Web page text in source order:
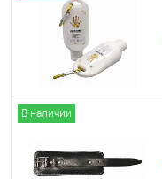
В наличии